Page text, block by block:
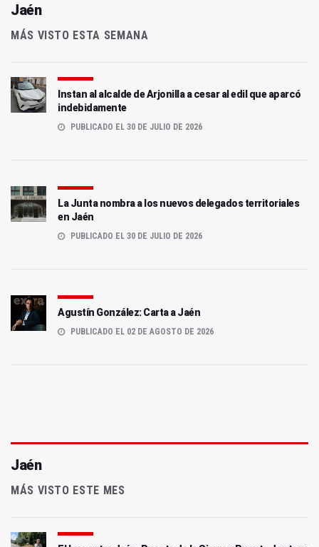
Jaén
MÁS VISTO ESTA SEMANA
Instan al alcalde de Arjonilla a cesar al edil que aparcó
indebidamente
PUBLICADO EL 30 DE JULIO DE 2026
La Junta nombra a los nuevos delegados territoriales
en Jaén
PUBLICADO EL 30 DE JULIO DE 2026
Agustín González: Carta a Jaén
PUBLICADO EL 02 DE AGOSTO DE 2026
Jaén
MÁS VISTO ESTE MES